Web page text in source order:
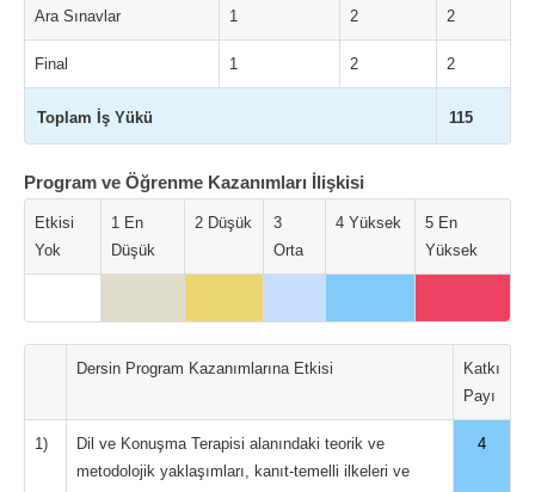
Ara Sınavlar 1 2 2
Final 1 2 2
Toplam İş Yükü 115
Program ve Öğrenme Kazanımları İlişkisi
Etkisi
Yok
1 En
Düşük
2 Düşük
3
Orta
4 Yüksek
5 En
Yüksek
Dersin Program Kazanımlarına Etkisi
Katkı
Payı
1)
Dil ve Konuşma Terapisi alanındaki teorik ve
metodolojik yaklaşımları, kanıt-temelli ilkeleri ve
4